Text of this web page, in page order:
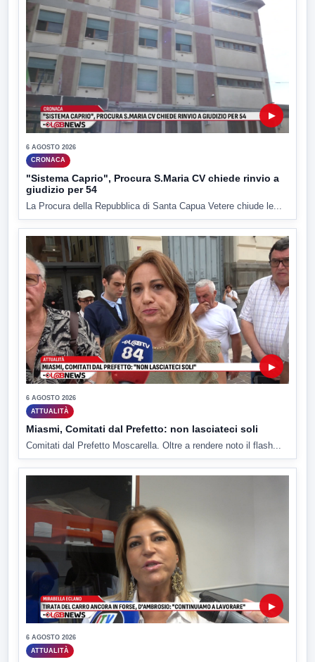
▶
6 AGOSTO 2026
CRONACA
"Sistema Caprio", Procura S.Maria CV chiede rinvio a
giudizio per 54
La Procura della Repubblica di Santa Capua Vetere chiude le...
▶
6 AGOSTO 2026
ATTUALITÀ
Miasmi, Comitati dal Prefetto: non lasciateci soli
Comitati dal Prefetto Moscarella. Oltre a rendere noto il flash...
▶
6 AGOSTO 2026
ATTUALITÀ